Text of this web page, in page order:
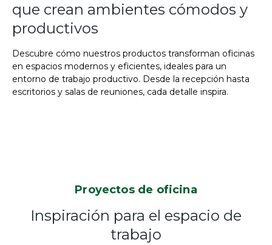
que crean ambientes cómodos y
productivos
Descubre cómo nuestros productos transforman oficinas
en espacios modernos y eficientes, ideales para un
entorno de trabajo productivo. Desde la recepción hasta
escritorios y salas de reuniones, cada detalle inspira.
Proyectos de oficina
Inspiración para el espacio de
trabajo